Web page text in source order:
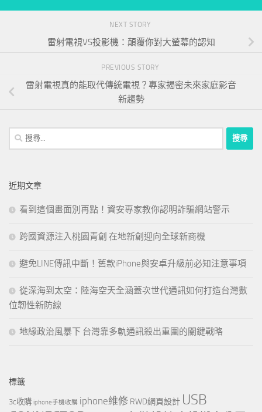
NEXT STORY
雷射電視VS投影機：顛覆你對大螢幕的認知
PREVIOUS STORY
雷射電視真的能取代傳統電視？專家揭密未來家庭影音
新趨勢
搜
尋
字:
近期文章
看到這個畫面別再點！資安專家教你認明詐騙網站警示
跨國資源注入桃園青創 在地新創迎向全球新商機
避免LINE傳訊中斷！舊款iPhone與安卓升級前必知注意事項
從深海到太空：陸海空天全涵蓋次世代通訊如何打造台灣數
位韌性新防線
地緣政治風暴下 台灣靠多軌通訊殺出重圍的關鍵戰略
標籤
3c收購 iphone手機收購 iphone維修 RWD網頁設計 USB